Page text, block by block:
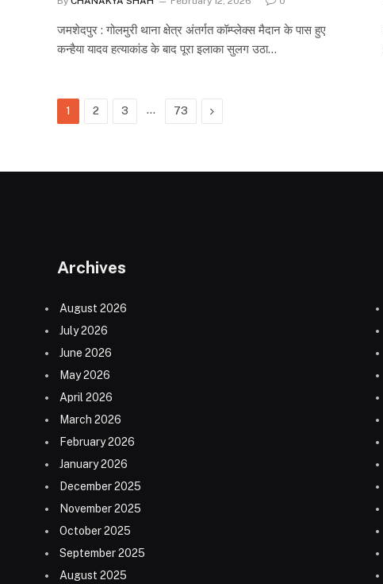
जमशेदपुर : गोलमुरी थाना क्षेत्र अंतर्गत कॉम्प्लेक्स मैदान के पास हुए
कन्हैया यादव हत्याकांड के बाद पूरा इलाका सुलग उठा…
1 2 3 … 73 Next
Archives
August 2026
July 2026
June 2026
May 2026
April 2026
March 2026
February 2026
January 2026
December 2025
November 2025
October 2025
September 2025
August 2025